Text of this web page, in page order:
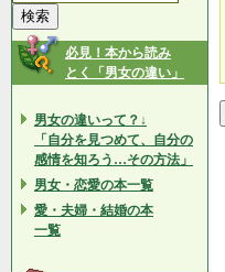
必見！本から読み
とく「男女の違い」
男女の違いって？↓
「自分を見つめて、自分の
感情を知ろう…その方法」
男女・恋愛の本一覧
愛・夫婦・結婚の本
一覧